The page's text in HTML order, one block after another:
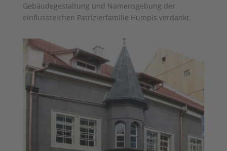
Gebäudegestaltung und Namensgebung der
einflussreichen Patrizierfamilie Humpis verdankt.